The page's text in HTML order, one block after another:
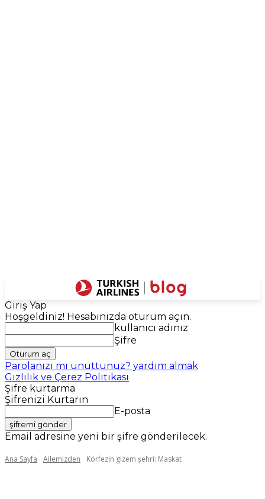
Giriş Yap
Hoşgeldiniz! Hesabınızda oturum açın.
kullanıcı adınız
Şifre
Parolanızı mı unuttunuz? yardım almak
Gizlilik ve Çerez Politikası
Şifre kurtarma
Şifrenizi Kurtarın
E-posta
Email adresine yeni bir şifre gönderilecek.
Ana Sayfa Ailemizden Körfezin gizem şehri: Maskat